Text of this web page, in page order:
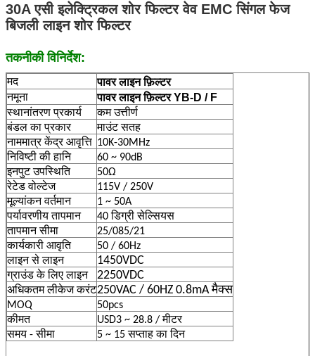
30A एसी इलेक्ट्रिकल शोर फिल्टर वेव EMC सिंगल फेज
बिजली लाइन शोर फिल्टर
तकनीकी विनिर्देश:
मद पावर लाइन फ़िल्टर
नमूना पावर लाइन फ़िल्टर YB-D / F
स्थानांतरण प्रकार्य
कम उत्तीर्ण
बंडल का प्रकार
माउंट सतह
नाममात्र केंद्र आवृत्ति 10K-30MHz
निविष्टी की हानि
60 ~ 90dB
इनपुट उपस्थिति
50Ω
रेटेड वोल्टेज
115V / 250V
मूल्यांकन वर्तमान
1 ~ 50A
पर्यावरणीय तापमान
40 डिग्री सेल्सियस
तापमान सीमा
25/085/21
कार्यकारी आवृति
50 / 60Hz
लाइन से लाइन
1450VDC
ग्राउंड के लिए लाइन 2250VDC
अधिकतम लीकेज करंट250VAC / 60HZ 0.8mA मैक्स
MOQ
50pcs
कीमत
USD3 ~ 28.8 / मीटर
समय - सीमा
5 ~ 15 सप्ताह का दिन